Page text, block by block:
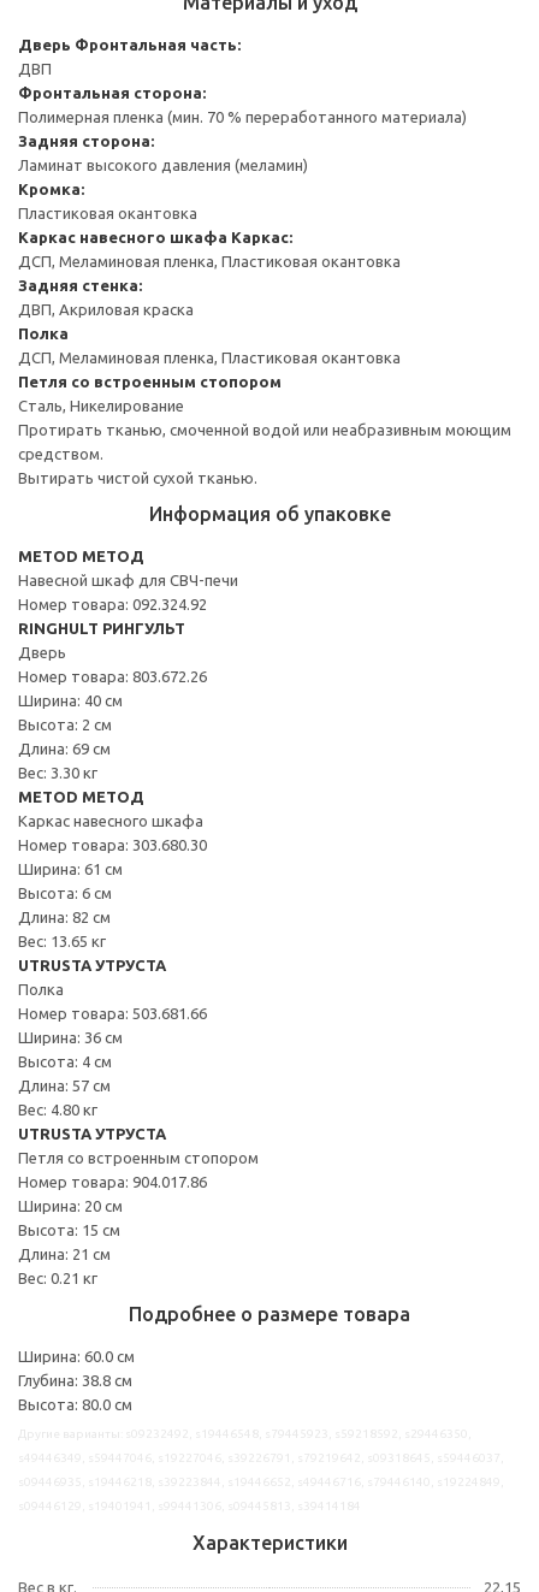
Дверь Фронтальная часть:
ДВП
Фронтальная сторона:
Полимерная пленка (мин. 70 % переработанного материала)
Задняя сторона:
Ламинат высокого давления (меламин)
Кромка:
Пластиковая окантовка
Каркас навесного шкафа Каркас:
ДСП, Меламиновая пленка, Пластиковая окантовка
Задняя стенка:
ДВП, Акриловая краска
Полка
ДСП, Меламиновая пленка, Пластиковая окантовка
Петля со встроенным стопором
Сталь, Никелирование
Протирать тканью, смоченной водой или неабразивным моющим
средством.
Вытирать чистой сухой тканью.
Информация об упаковке
METOD МЕТОД
Навесной шкаф для СВЧ-печи
Номер товара: 092.324.92
RINGHULT РИНГУЛЬТ
Дверь
Номер товара: 803.672.26
Ширина: 40 см
Высота: 2 см
Длина: 69 см
Вес: 3.30 кг
METOD МЕТОД
Каркас навесного шкафа
Номер товара: 303.680.30
Ширина: 61 см
Высота: 6 см
Длина: 82 см
Вес: 13.65 кг
UTRUSTA УТРУСТА
Полка
Номер товара: 503.681.66
Ширина: 36 см
Высота: 4 см
Длина: 57 см
Вес: 4.80 кг
UTRUSTA УТРУСТА
Петля со встроенным стопором
Номер товара: 904.017.86
Ширина: 20 см
Высота: 15 см
Длина: 21 см
Вес: 0.21 кг
Подробнее о размере товара
Ширина: 60.0 см
Глубина: 38.8 см
Высота: 80.0 см
Характеристики
Вес в кг. 22,15